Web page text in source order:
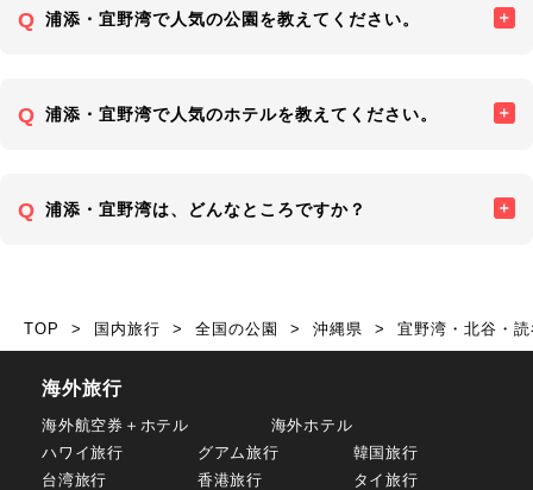
浦添・宜野湾で人気の公園を教えてください。
浦添・宜野湾で人気のホテルを教えてください。
浦添・宜野湾は、どんなところですか？
TOP 国内旅行 全国の公園 沖縄県 宜野湾・北谷・
海外旅行
海外航空券＋ホテル
海外ホテル
ハワイ旅行
グアム旅行
韓国旅行
台湾旅行
香港旅行
タイ旅行